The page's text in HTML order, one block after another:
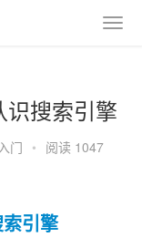
搜索引擎
门 • 阅读 1047
引擎